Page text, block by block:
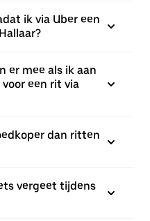
ik via Uber een
er mee als ik aan
een rit via
dan ritten
vergeet tijdens